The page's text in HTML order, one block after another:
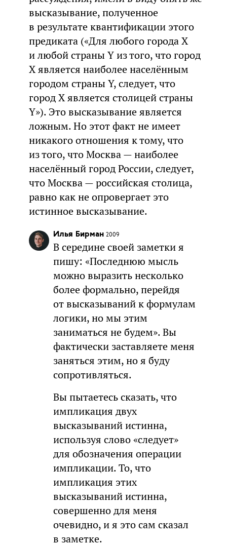
высказывание, полученное
в результате квантификации этого
предиката («Для любого города X
и любой страны Y из того, что город
X является наиболее населённым
городом страны Y, следует, что
город X является столицей страны
Y»). Это высказывание является
ложным. Но этот факт не имеет
никакого отношения к тому, что
из того, что Москва — наиболее
населённый город России, следует,
что Москва — российская столица,
равно как не опровергает это
истинное высказывание.
Илья Бирман 2009
В середине своей заметки я
пишу: «Последнюю мысль
можно выразить несколько
более формально, перейдя
от высказываний к формулам
логики, но мы этим
заниматься не будем». Вы
фактически заставляете меня
заняться этим, но я буду
сопротивляться.
Вы пытаетесь сказать, что
импликация двух
высказываний истинна,
используя слово «следует»
для обозначения операции
импликации. То, что
импликация этих
высказываний истинна,
совершенно для меня
очевидно, и я это сам сказал
в заметке.